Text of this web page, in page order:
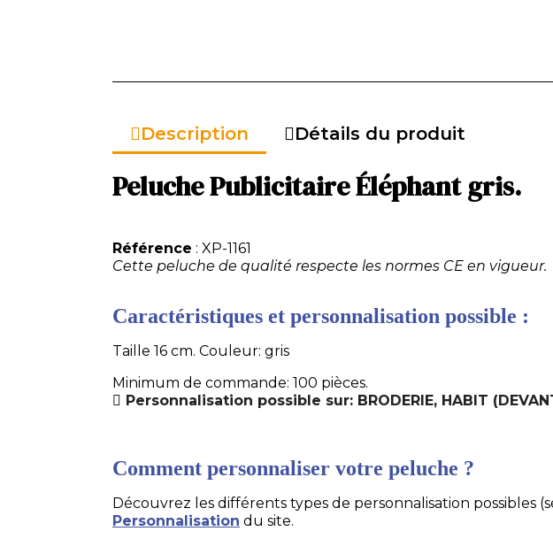
Description Détails du produit
Peluche Publicitaire Éléphant gris.
Référence : XP-1161
Cette peluche de qualité respecte les normes CE en vigueur.
Caractéristiques et personnalisation possible :
Taille 16 cm. Couleur: gris
Minimum de commande: 100 pièces.
Personnalisation possible sur: BRODERIE, HABIT
Comment personnaliser votre peluche ?
Découvrez les différents types de personnalisation possibles
Personnalisation du site.